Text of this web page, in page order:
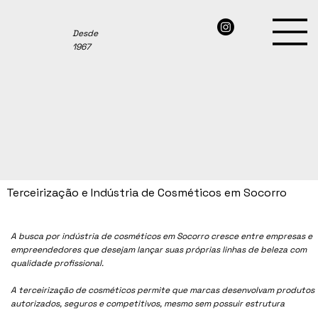
Desde
1967
A busca por indústria de cosméticos em Socorro cresce entre empresas e
empreendedores que desejam lançar suas próprias linhas de beleza com
qualidade profissional.
A terceirização de cosméticos permite que marcas desenvolvam produtos
autorizados, seguros e competitivos, mesmo sem possuir estrutura
Terceirização e Indústria de Cosméticos em Socorro